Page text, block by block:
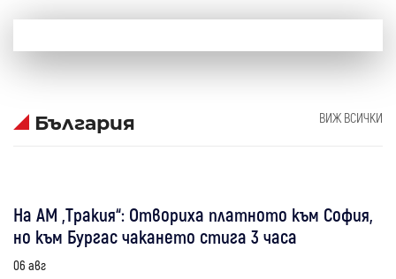
България ВИЖ ВСИЧКИ
На АМ „Тракия“: Отвориха платното към София,
но към Бургас чакането стига 3 часа
06 авг